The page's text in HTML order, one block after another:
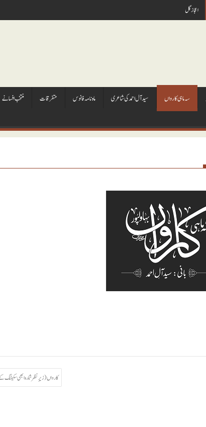
اعجاز گل
سہ ماہی کارواں سيد آل احمد کی شاعری ماہ نامہ فانوس متفرقات منتخب افسانے
کارواں (زیرِ نظر شمارہ ابھی